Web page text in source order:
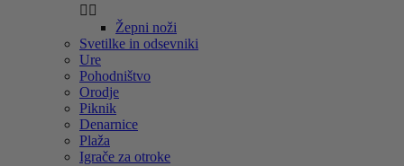
 
Žepni noži
Svetilke in odsevniki
Ure
Pohodništvo
Orodje
Piknik
Denarnice
Plaža
Igrače za otroke